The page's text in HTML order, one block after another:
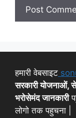
हमारी वेबसाइट
सरकारी योजनाओं,
भरोसेमंद जानकारी
लोगो तक पहुचना |